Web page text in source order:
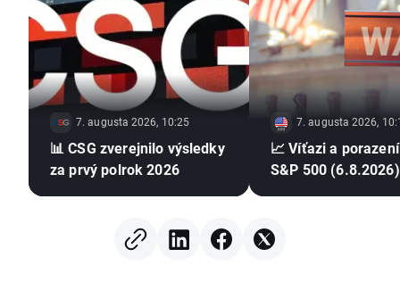
7. augusta 2026, 10:25
📊 CSG zverejnilo výsledky
za prvý polrok 2026
7. augusta 2026,
📈 Víťazi a
S&P 500 (6.8.2026)